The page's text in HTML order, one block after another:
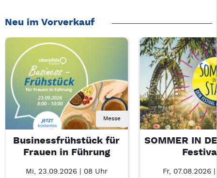
Neu im Vorverkauf
Messe
Businessfrühstück für
Frauen in Führung
Mi, 23.09.2026 | 08 Uhr
SOMMER IN
Fr, 07.08.2026